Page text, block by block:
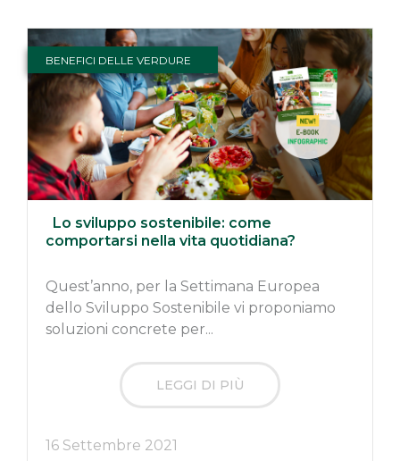
BENEFICI DELLE VERDURE
Lo sviluppo sostenibile: come
comportarsi nella vita quotidiana?
Quest’anno, per la Settimana Europea
dello Sviluppo Sostenibile vi proponiamo
soluzioni concrete per...
LEGGI DI PIÙ
16 Settembre 2021